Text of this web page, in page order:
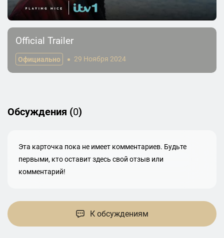
Official Trailer
Официально 29 Ноября 2024
Обсуждения (0)
Эта карточка пока не имеет комментариев. Будьте
первыми, кто оставит здесь свой отзыв или
комментарий!
К обсуждениям